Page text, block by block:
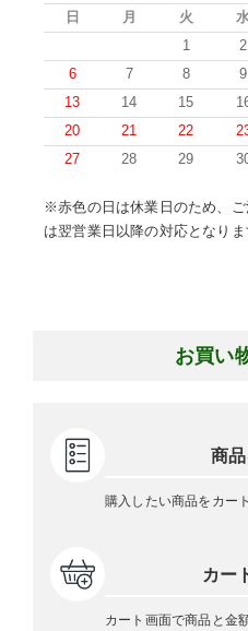
日 月 火
1
2
6
7 8 9
13
14 15
20
21 22
27
28 29
※赤色の日は休業日のため、
は翌営業日以降の対応となりま
お買い
商
購入したい商品をカー
カー
カート画面で商品と金